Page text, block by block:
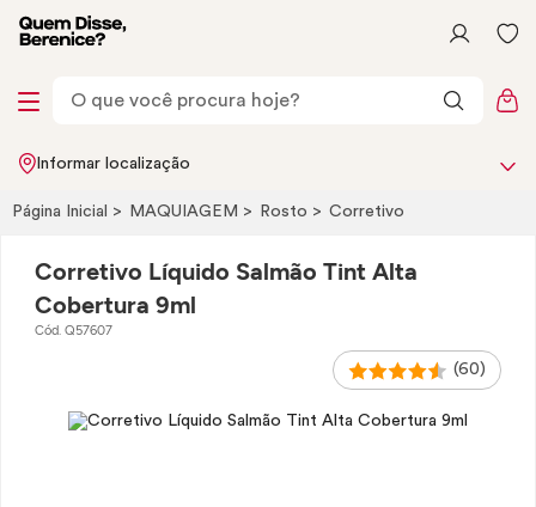
Informar localização
Página Inicial MAQUIAGEM Rosto Corretivo
Corretivo Líquido Salmão Tint Alta
Cobertura 9ml
Cód. Q57607
(60)